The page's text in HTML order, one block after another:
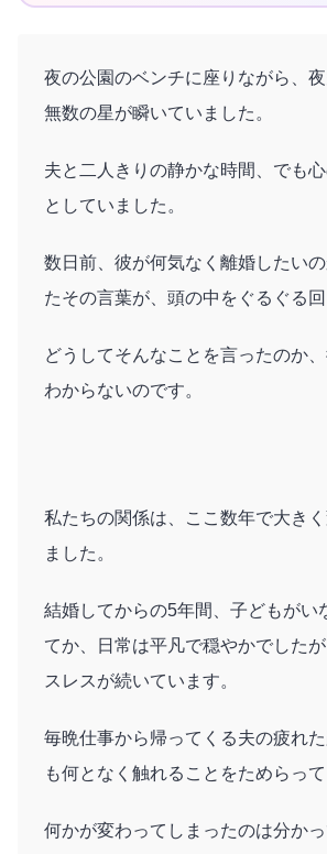
夜の公園のベンチに座りながら、
無数の星が瞬いていました。
夫と二人きりの静かな時間、でも
としていました。
数日前、彼が何気なく離婚したい
たその言葉が、頭の中をぐるぐる回
どうしてそんなことを言ったのか
わからないのです。
私たちの関係は、ここ数年で大き
ました。
結婚してからの5年間、子どもがい
てか、日常は平凡で穏やかでした
スレスが続いています。
毎晩仕事から帰ってくる夫の疲れ
も何となく触れることをためらって
何かが変わってしまったのは分かっ